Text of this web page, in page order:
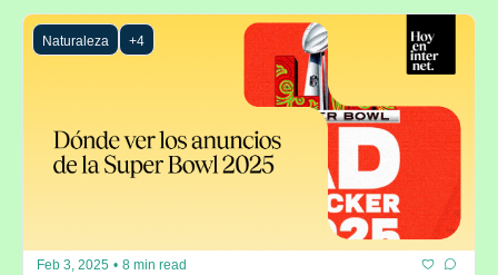
Naturaleza +4
Feb 3, 2025 • 8 min read